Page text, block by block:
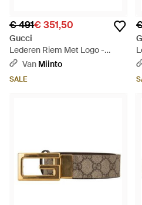
€ 491€ 351,50
Gucci
Lederen Riem Met Logo -
Naturel
Van Miinto
SALE